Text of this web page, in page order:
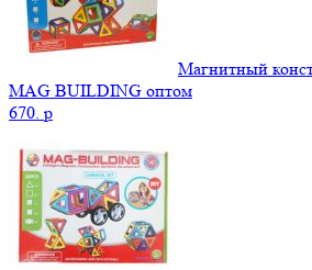
Магнитный
MAG BUILDING оптом
670. p